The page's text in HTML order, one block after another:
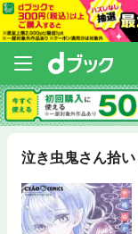
泣き虫鬼さん拾い